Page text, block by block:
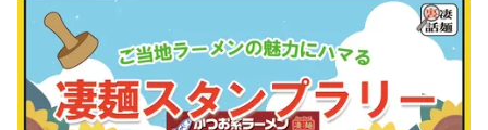
7…！こんなにたくさんの商品たちを本社が茨城県にある
私たちが生み出せているのは何を隠そう…ご当地ラーメン
を提供されている、全国のラーメン店の方々のおかげ。商
品化・リニューアル開発にあたっては